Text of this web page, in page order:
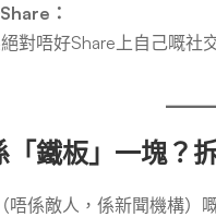
：
對唔好Share上自己嘅社
鐵板」一塊？
唔係敵人，係新聞機構）